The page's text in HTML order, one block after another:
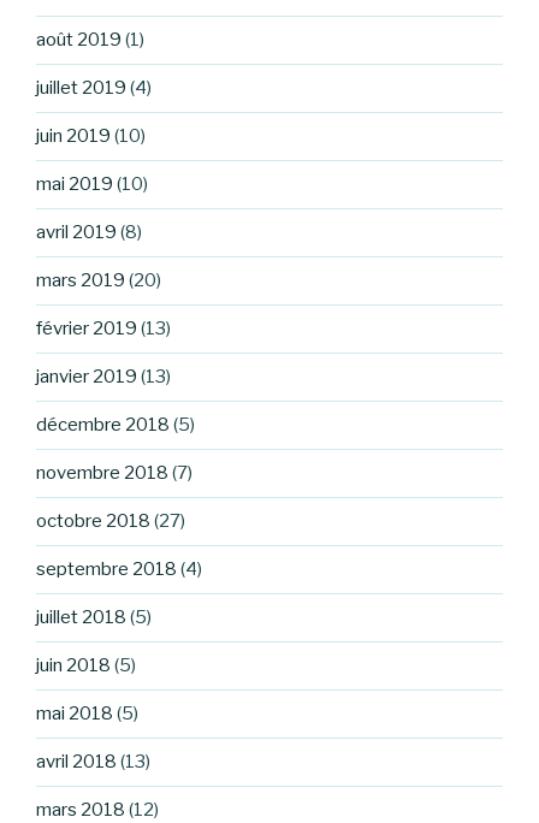
août 2019 (1)
juillet 2019 (4)
juin 2019 (10)
mai 2019 (10)
avril 2019 (8)
mars 2019 (20)
février 2019 (13)
janvier 2019 (13)
décembre 2018 (5)
novembre 2018 (7)
octobre 2018 (27)
septembre 2018 (4)
juillet 2018 (5)
juin 2018 (5)
mai 2018 (5)
avril 2018 (13)
mars 2018 (12)